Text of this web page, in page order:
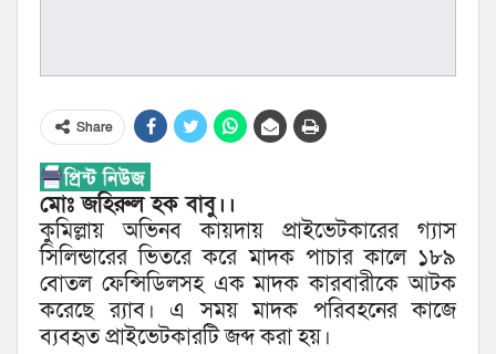
Share
মোঃ জহিরুল হক বাবু।।
কুমিল্লায় অভিনব কায়দায় প্রাইভেটকারের গ্যাস
সিলিন্ডারের ভিতরে করে মাদক পাচার কালে ১৮৯
বোতল ফেন্সিডিলসহ এক মাদক কারবারীকে আটক
করেছে র‌্যাব। এ সময় মাদক পরিবহনের কাজে
ব্যবহৃত প্রাইভেটকারটি জব্দ করা হয়।